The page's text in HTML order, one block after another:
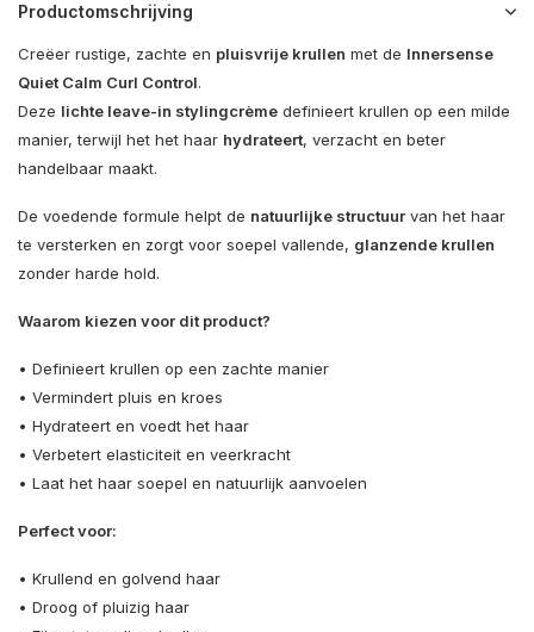
Productomschrijving
Creëer rustige, zachte en pluisvrije krullen met de Innersense
Quiet Calm Curl Control.
Deze lichte leave-in stylingcrème definieert krullen op een milde
manier, terwijl het het haar hydrateert, verzacht en beter
handelbaar maakt.
De voedende formule helpt de natuurlijke structuur van het haar
te versterken en zorgt voor soepel vallende, glanzende krullen
zonder harde hold.
Waarom kiezen voor dit product?
• Definieert krullen op een zachte manier
• Vermindert pluis en kroes
• Hydrateert en voedt het haar
• Verbetert elasticiteit en veerkracht
• Laat het haar soepel en natuurlijk aanvoelen
Perfect voor:
• Krullend en golvend haar
• Droog of pluizig haar